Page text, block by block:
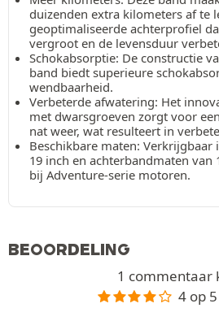
duizenden extra kilometers af te
geoptimaliseerde achterprofiel
vergroot en de levensduur
Schokabsorptie: De constructie
band biedt superieure
wendbaarheid.
Verbeterde afwatering: Het
met dwarsgroeven zorgt voor
nat weer, wat resulteert in
Beschikbare maten:
19 inch en achterbandmaten van
bij Adventure-serie motoren.
BEOORDELING
1 commentaar
4 op